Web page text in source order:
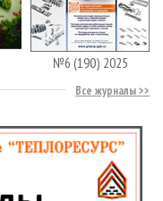
№6 (190) 2025
Все журналы